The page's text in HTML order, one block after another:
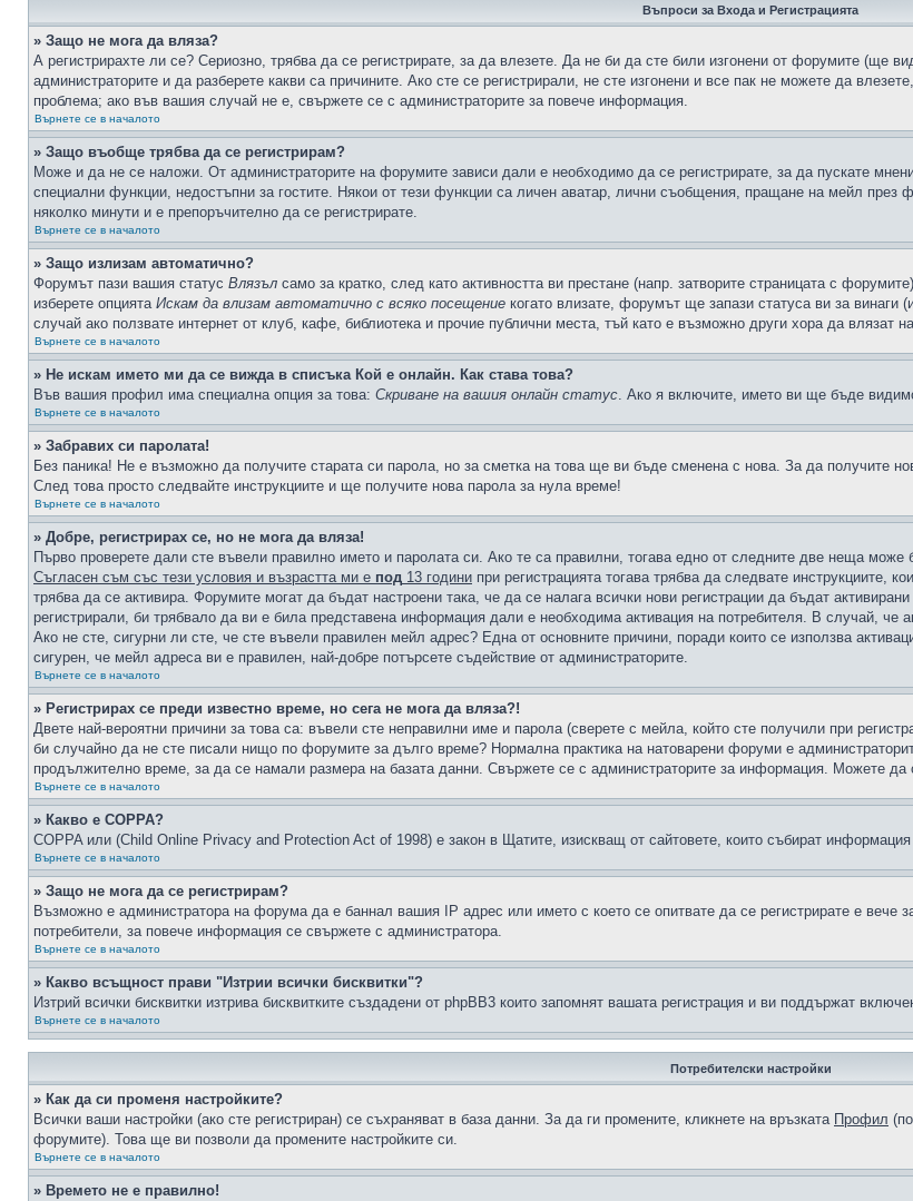
Въпроси за Входа и Регистрацията
» Защо не мога да вляза?
А регистрирахте ли се? Сериозно, трябва да се регистрирате, за да влезете. Да не би да сте били изгонени от форумите (ще
администраторите и да разберете какви са причините. Ако сте се регистрирали, не сте изгонени и все пак не можете да
проблема; ако във вашия случай не е, свържете се с администраторите за повече информация.
Върнете се в началото
» Защо въобще трябва да се регистрирам?
Може и да не се наложи. От администраторите на форумите зависи дали е необходимо да се регистрирате, за да пускате
специални функции, недостъпни за гостите. Някои от тези функции са личен аватар, лични съобщения, пращане на мейл през
няколко минути и е препоръчително да се регистрирате.
Върнете се в началото
» Защо излизам автоматично?
Форумът пази вашия статус Влязъл само за кратко, след като активността ви престане (напр. затворите страницата с
изберете опцията Искам да влизам автоматично с всяко посещение когато влизате, форумът ще запази статуса ви за винаги
случай ако ползвате интернет от клуб, кафе, библиотека и прочие публични места, тъй като е възможно други хора да влязат
Върнете се в началото
» Не искам името ми да се вижда в списъка Кой е онлайн. Как става това?
Във вашия профил има специална опция за това: Скриване на вашия онлайн статус. Ако я включите, името ви ще бъде
Върнете се в началото
» Забравих си паролата!
Без паника! Не е възможно да получите старата си парола, но за сметка на това ще ви бъде сменена с нова. За да получите
След това просто следвайте инструкциите и ще получите нова парола за нула време!
Върнете се в началото
» Добре, регистрирах се, но не мога да вляза!
Първо проверете дали сте въвели правилно името и паролата си. Ако те са правилни, тогава едно от следните две неща
Съгласен съм със тези условия и възрастта ми е под 13 години при регистрацията тогава трябва да следвате инструкциите,
трябва да се активира. Форумите могат да бъдат настроени така, че да се налага всички нови регистрации да бъдат
регистрирали, би трябвало да ви е била представена информация дали е необходима активация на потребителя. В случай, че
Ако не сте, сигурни ли сте, че сте въвели правилен мейл адрес? Една от основните причини, поради които се използва
сигурен, че мейл адреса ви е правилен, най-добре потърсете съдействие от администраторите.
Върнете се в началото
» Регистрирах се преди известно време, но сега не мога да вляза?!
Двете най-вероятни причини за това са: въвели сте неправилни име и парола (сверете с мейла, който сте получили при
би случайно да не сте писали нищо по форумите за дълго време? Нормална практика на натоварени форуми е
продължително време, за да се намали размера на базата данни. Свържете се с администраторите за информация. Можете да
Върнете се в началото
» Какво е COPPA?
COPPA или (Child Online Privacy and Protection Act of 1998) е закон в Щатите, изискващ от сайтовете, които събират
Върнете се в началото
» Защо не мога да се регистрирам?
Възможно е администратора на форума да е баннал вашия IP адрес или името с което се опитвате да се регистрирате е вече
потребители, за повече информация се свържете с администратора.
Върнете се в началото
» Какво всъщност прави "Изтрии всички бисквитки"?
Изтрий всички бисквитки изтрива бисквитките създадени от phpBB3 които запомнят вашата регистрация и ви поддържат
Върнете се в началото
Потребителски настройки
» Как да си променя настройките?
Всички ваши настройки (ако сте регистриран) се съхраняват в база данни. За да ги промените, кликнете на връзката Профил
форумите). Това ще ви позволи да промените настройките си.
Върнете се в началото
» Времето не е правилно!